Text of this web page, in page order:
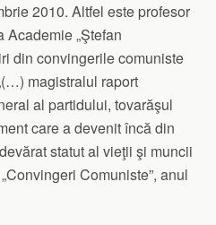
2010. Altfel este profesor
Academie „Ştefan
din convingerile comuniste
magistralul raport
al partidului, tovarăşul
care a devenit încă din
statut al vieţii şi muncii
Comuniste”, anul